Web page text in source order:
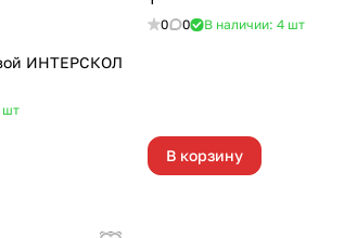
ИНТЕРСКОЛ
шт
0 0 В наличии: 4 шт
В корзину